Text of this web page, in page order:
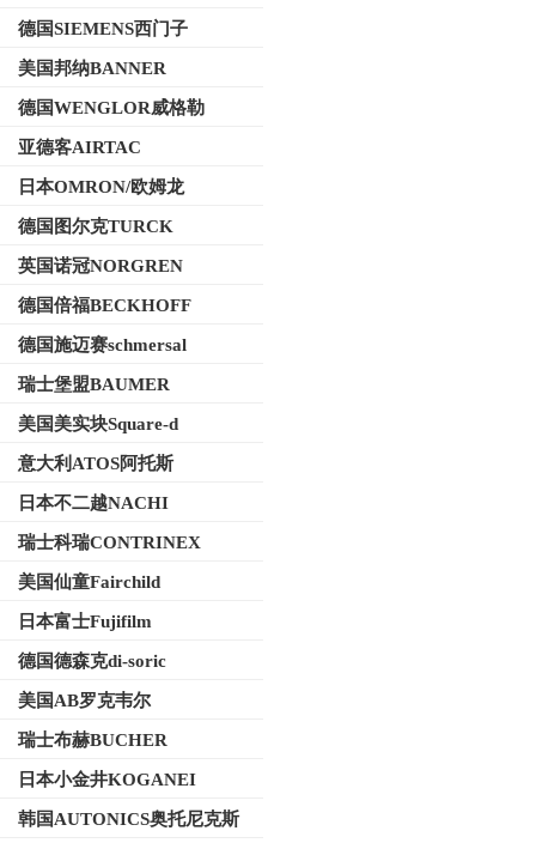
德国SIEMENS西门子
美国邦纳BANNER
德国WENGLOR威格勒
亚德客AIRTAC
日本OMRON/欧姆龙
德国图尔克TURCK
英国诺冠NORGREN
德国倍福BECKHOFF
德国施迈赛schmersal
瑞士堡盟BAUMER
美国美实块Square-d
意大利ATOS阿托斯
日本不二越NACHI
瑞士科瑞CONTRINEX
美国仙童Fairchild
日本富士Fujifilm
德国德森克di-soric
美国AB罗克韦尔
瑞士布赫BUCHER
日本小金井KOGANEI
韩国AUTONICS奥托尼克斯